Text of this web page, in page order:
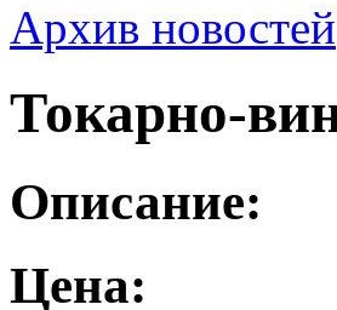
Архив новостей
Токарно-
Описание:
Цена: